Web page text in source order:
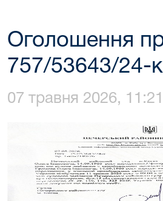
Оголошення
757/53643/24-к
07 травня 2026, 11:21